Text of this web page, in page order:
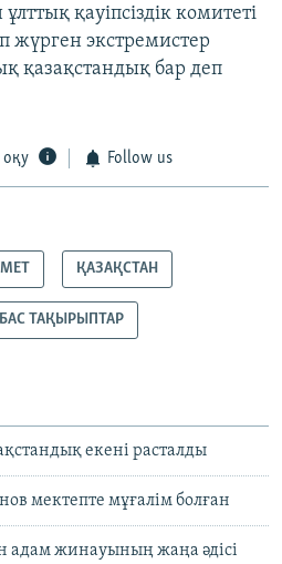
қауіпсіздік комитеті
жүрген экстремистер
қазақстандық бар деп
оқу Follow us
ҚАЗАҚСТАН
БАС ТАҚЫРЫПТАР
екені расталды
мектепте мұғалім болған
жинауының жаңа әдісі